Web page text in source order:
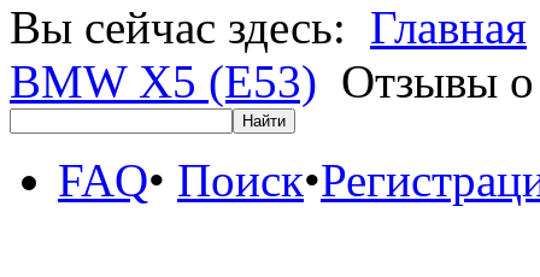
Вы сейчас здесь: Главная
BMW X5 (E53) Отзывы
FAQ• Поиск•